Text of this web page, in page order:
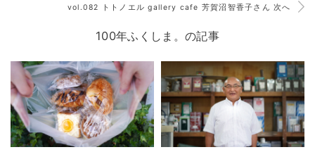
vol.082 トトノエル gallery cafe 芳賀沼智香子さん 次へ
100年ふくしま。の記事